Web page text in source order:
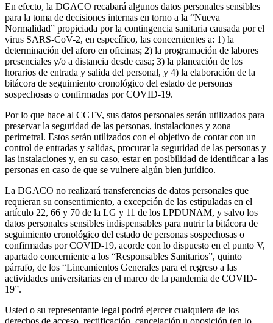
En efecto, la DGACO recabará algunos datos personales sensibles
para la toma de decisiones internas en torno a la “Nueva
Normalidad” propiciada por la contingencia sanitaria causada por el
virus SARS-CoV-2, en específico, las concernientes a: 1) la
determinación del aforo en oficinas; 2) la programación de labores
presenciales y/o a distancia desde casa; 3) la planeación de los
horarios de entrada y salida del personal, y 4) la elaboración de la
bitácora de seguimiento cronológico del estado de personas
sospechosas o confirmadas por COVID-19.
Por lo que hace al CCTV, sus datos personales serán utilizados para
preservar la seguridad de las personas, instalaciones y zona
perimetral. Estos serán utilizados con el objetivo de contar con un
control de entradas y salidas, procurar la seguridad de las personas y
las instalaciones y, en su caso, estar en posibilidad de identificar a las
personas en caso de que se vulnere algún bien jurídico.
La DGACO no realizará transferencias de datos personales que
requieran su consentimiento, a excepción de las estipuladas en el
artículo 22, 66 y 70 de la LG y 11 de los LPDUNAM, y salvo los
datos personales sensibles indispensables para nutrir la bitácora de
seguimiento cronológico del estado de personas sospechosas o
confirmadas por COVID-19, acorde con lo dispuesto en el punto V,
apartado concerniente a los “Responsables Sanitarios”, quinto
párrafo, de los “Lineamientos Generales para el regreso a las
actividades universitarias en el marco de la pandemia de COVID-
19”.
Usted o su representante legal podrá ejercer cualquiera de los